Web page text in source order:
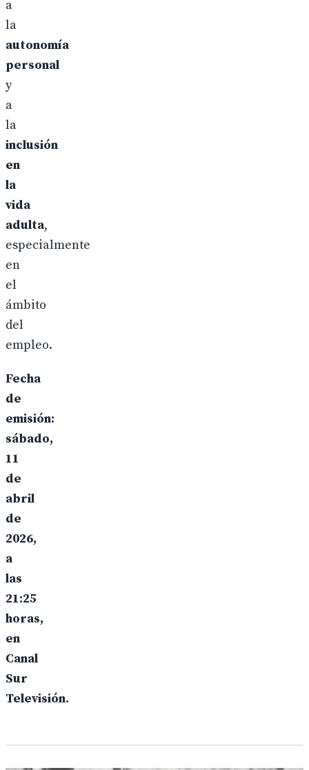
a
la
autonomía
personal
y
a
la
inclusión
en
la
vida
adulta,
especialmente
en
el
ámbito
del
empleo.
Fecha
de
emisión:
sábado,
11
de
abril
de
2026,
a
las
21:25
horas,
en
Canal
Sur
Televisión.